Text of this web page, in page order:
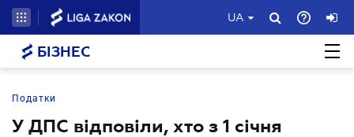
UA
БІЗНЕС
Податки
У ДПС відповіли, хто з 1 січня